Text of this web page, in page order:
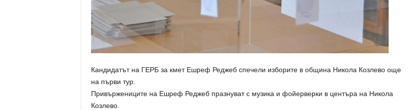
Кандидатът на ГЕРБ за кмет Ешреф Реджеб спечели изборите в община Никола Козлево още
на първи тур.
Привържениците на Ешреф Реджеб празнуват с музика и фойерверки в центъра на Никола
Козлево.